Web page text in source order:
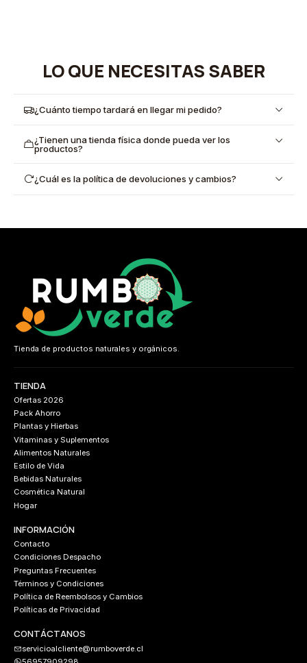
LO QUE NECESITAS SABER
¿Cuánto tiempo tardará en llegar mi pedido?
¿Tienen una tienda física donde pueda ver los
productos?
¿Cuál es la política de devoluciones y cambios?
Tienda de productos naturales y orgánicos.
TIENDA
Ofertas 2026
Pack Ahorro
Plantas y Hierbas
Vitaminas y Suplementos
Alimentos Naturales
Estilo de Vida
Bebidas Naturales
Cosmética Natural
Hogar
INFORMACIÓN
Contacto
Condiciones Despacho
Preguntas Frecuentes
Términos y Condiciones
Política de Reembolsos y Cambios
Políticas de Privacidad
CONTÁCTANOS
servicioalcliente@rumboverde.cl